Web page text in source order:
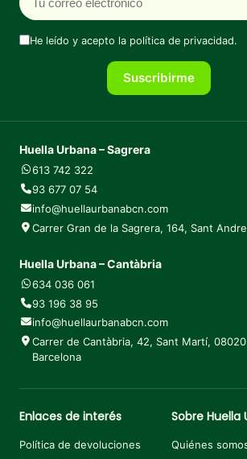
He leído y acepto la política de privacidad.
Suscribirme
Huella Urbana – Sagrera
613 742 322
93 677 07 54
info@huellaurbanabcn.com
Carrer Gran de la Sagrera, 164, Sant
Huella Urbana – Cantàbria
634 036 061
93 196 38 95
info@huellaurbanabcn.com
Carrer de Cantàbria, 42, Sant Martí, 08020
Barcelona
Enlaces de interés
Política de devoluciones
Sobre Huella
Quiénes